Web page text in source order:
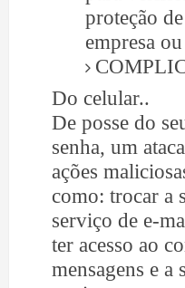
proteção
empresa
Do celular..
De posse do
senha, um
ações
como: trocar a
serviço de e-
ter acesso ao
mensagens e a